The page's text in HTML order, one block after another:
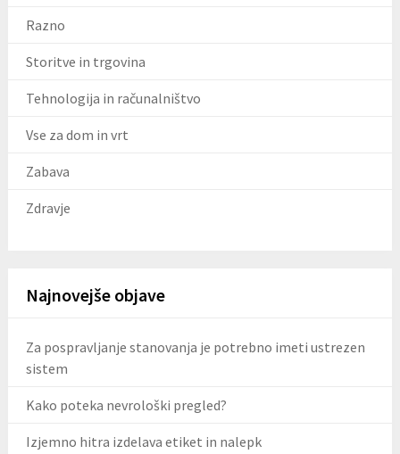
Razno
Storitve in trgovina
Tehnologija in računalništvo
Vse za dom in vrt
Zabava
Zdravje
Najnovejše objave
Za pospravljanje stanovanja je potrebno imeti ustrezen
sistem
Kako poteka nevrološki pregled?
Izjemno hitra izdelava etiket in nalepk